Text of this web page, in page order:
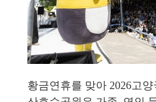
황금연휴를 맞아 2026고